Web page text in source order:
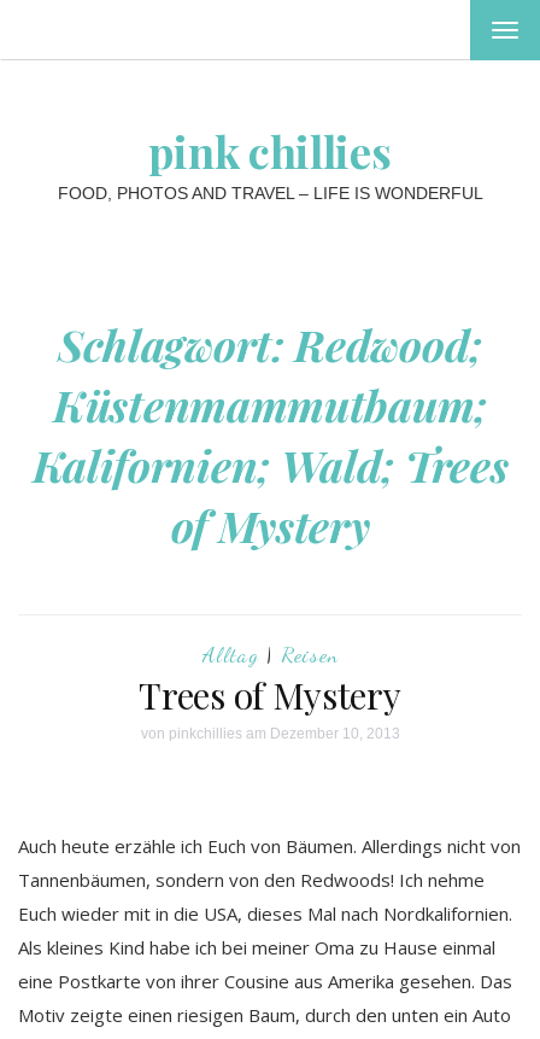
pink chillies
FOOD, PHOTOS AND TRAVEL – LIFE IS WONDERFUL
Schlagwort: Redwood;
Küstenmammutbaum;
Kalifornien; Wald; Trees
of Mystery
Alltag| Reisen
Trees of Mystery
von pinkchilliesam Dezember 10, 2013
Auch heute erzähle ich Euch von Bäumen. Allerdings nicht von
Tannenbäumen, sondern von den Redwoods! Ich nehme
Euch wieder mit in die USA, dieses Mal nach Nordkalifornien.
Als kleines Kind habe ich bei meiner Oma zu Hause einmal
eine Postkarte von ihrer Cousine aus Amerika gesehen. Das
Motiv zeigte einen riesigen Baum, durch den unten ein Auto